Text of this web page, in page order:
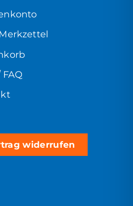
widerrufen